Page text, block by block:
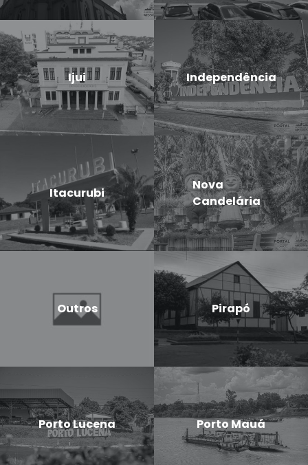
Ijui Independência
Itacurubi
Nova
Candelária
Outros Pirapó
Porto Lucena Porto Mauá